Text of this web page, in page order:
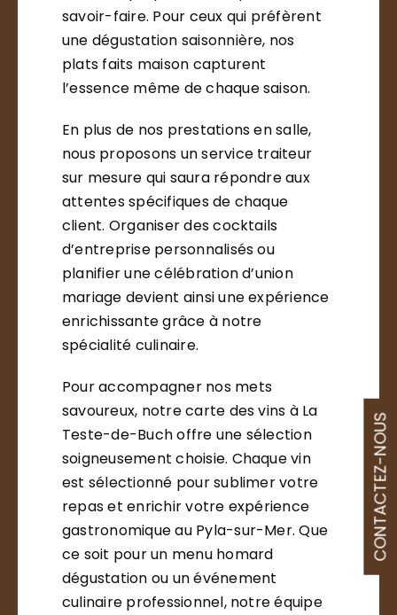
savoir-faire. Pour ceux qui préfèrent
une dégustation saisonnière, nos
plats faits maison capturent
l’essence même de chaque saison.
En plus de nos prestations en salle,
nous proposons un service traiteur
sur mesure qui saura répondre aux
attentes spécifiques de chaque
client. Organiser des cocktails
d’entreprise personnalisés ou
planifier une célébration d’union
mariage devient ainsi une expérience
enrichissante grâce à notre
spécialité culinaire.
Pour accompagner nos mets
savoureux, notre carte des vins à La
Teste-de-Buch offre une sélection
soigneusement choisie. Chaque vin
est sélectionné pour sublimer votre
repas et enrichir votre expérience
gastronomique au Pyla-sur-Mer. Que
ce soit pour un menu homard
dégustation ou un événement
culinaire professionnel, notre équipe
CONTACTEZ-NOUS